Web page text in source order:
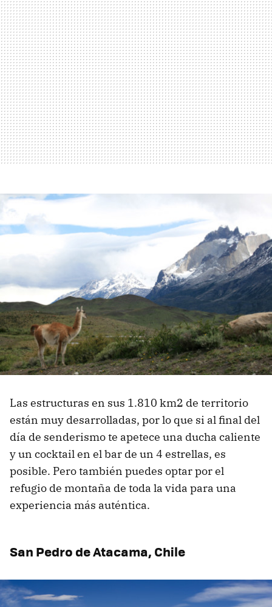
Las estructuras en sus 1.810 km2 de territorio
están muy desarrolladas, por lo que si al final del
día de senderismo te apetece una ducha caliente
y un cocktail en el bar de un 4 estrellas, es
posible. Pero también puedes optar por el
refugio de montaña de toda la vida para una
experiencia más auténtica.
San Pedro de Atacama, Chile